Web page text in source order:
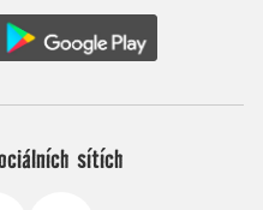
sítích